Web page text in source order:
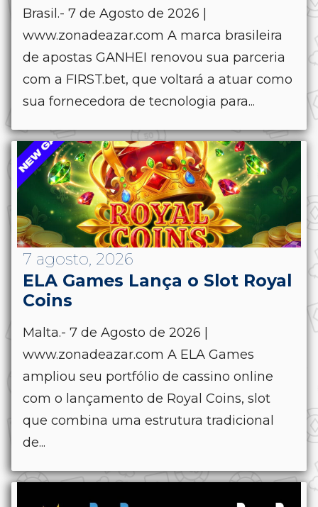
Brasil.- 7 de Agosto de 2026 |
www.zonadeazar.com A marca brasileira
de apostas GANHEI renovou sua parceria
com a FIRST.bet, que voltará a atuar como
sua fornecedora de tecnologia para...
7 agosto, 2026
ELA Games Lança o Slot Royal
Coins
Malta.- 7 de Agosto de 2026 |
www.zonadeazar.com A ELA Games
ampliou seu portfólio de cassino online
com o lançamento de Royal Coins, slot
que combina uma estrutura tradicional
de...